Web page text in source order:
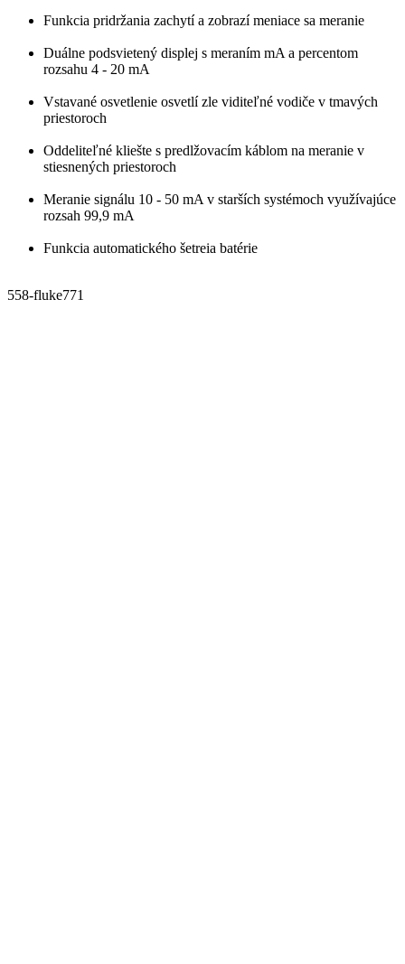
Funkcia pridržania zachytí a zobrazí meniace sa meranie
Duálne podsvietený displej s meraním mA a percentom
rozsahu 4 - 20 mA
Vstavané osvetlenie osvetlí zle viditeľné vodiče v tmavých
priestoroch
Oddeliteľné kliešte s predlžovacím káblom na meranie v
stiesnených priestoroch
Meranie signálu 10 - 50 mA v starších systémoch využívajúce
rozsah 99,9 mA
Funkcia automatického šetreia batérie
558-fluke771